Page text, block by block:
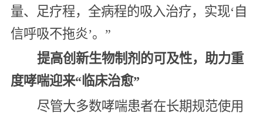
量、足疗程，全病程的吸入治疗，实现‘自
信呼吸不拖炎’。”
提高创新生物制剂的可及性，助力重
度哮喘迎来“临床治愈”
尽管大多数哮喘患者在长期规范使用